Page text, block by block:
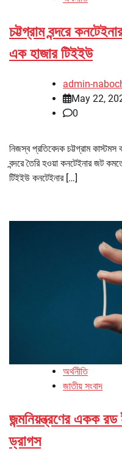
চট্টগ্রাম বন্দরে
এক হাজার টিইইউ
admin-
May 22,
0
নিজস্ব প্রতিবেদক চট্টগ্রাম কাস্টমস
বন্দরে তৈরি হওয়া কনটেইনার জট
টিইইউ কনটেইনার […]
অর্থনীতি
জাতীয় সংবাদ
জন্মনিয়ন্ত্রণের একক রড
ড্রাগস